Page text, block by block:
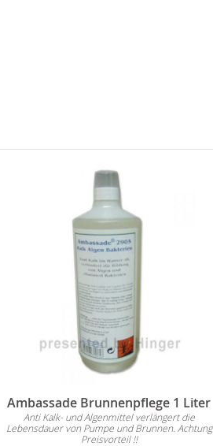
Ambassade Brunnenpflege 1 Liter
Anti Kalk- und Algenmittel verlängert die
Lebensdauer von Pumpe und Brunnen. Achtung
Preisvorteil !!